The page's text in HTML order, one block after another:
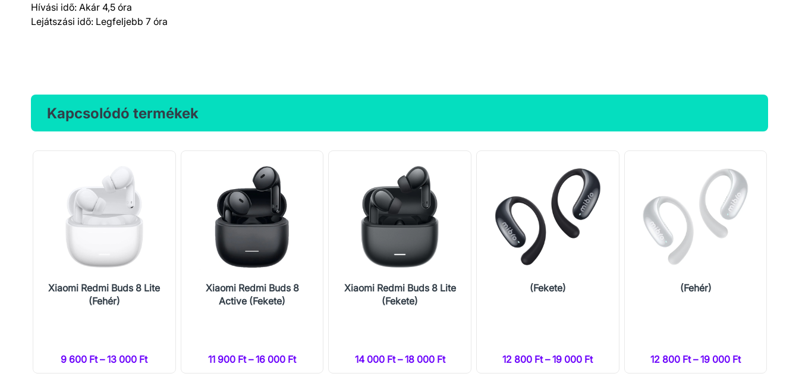
Hívási idő: Akár 4,5 óra
Lejátszási idő: Legfeljebb 7 óra
Kapcsolódó termékek
Xiaomi Redmi Buds 8 Lite
(Fehér)
9 600 Ft – 13 000 Ft
Xiaomi Redmi Buds 8
Active (Fekete)
11 900 Ft – 16 000 Ft
Xiaomi Redmi Buds 8 Lite
(Fekete)
14 000 Ft – 18 000 Ft
(Fekete)
12 800 Ft – 19 000 Ft
(Fehér)
12 800 Ft – 19 000 Ft